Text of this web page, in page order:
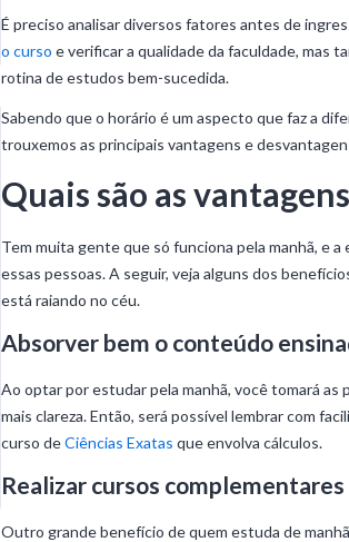
É preciso analisar diversos fatores antes de
o curso e verificar a qualidade da faculdade, mas
rotina de estudos bem-sucedida.
Sabendo que o horário é um aspecto que faz a
trouxemos as principais vantagens e
Quais são as
Tem muita gente que só funciona pela manhã, e
essas pessoas. A seguir, veja alguns dos
está raiando no céu.
Absorver bem o conteúdo
Ao optar por estudar pela manhã, você tomará as
mais clareza. Então, será possível lembrar com
curso deCiências Exatas que envolva cálculos.
Realizar cursos complementares
Outro grande benefício de quem estuda de